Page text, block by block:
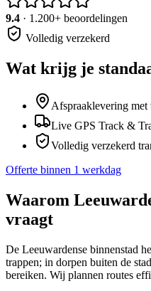
9.4 · 1.200+ beoordelingen
Volledig verzekerd
Wat krijg je
Afspraaklevering
Live GPS Track &
Volledig verzekerd
Offerte binnen 1 werkdag
Waarom
vraagt
De Leeuwardense binnenstad
trappen; in dorpen buiten de
bereiken. Wij plannen routes